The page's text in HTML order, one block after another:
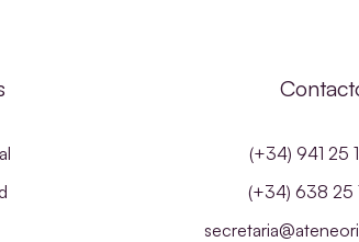
(+34) 941 25
(+34) 638 25